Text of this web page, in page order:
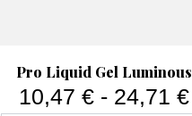
Aperçu rapide
Pro Liquid Gel Luminous
10,47 € - 24,71 €